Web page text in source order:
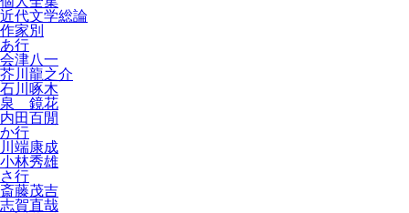
近代文学総論
作家別
あ行
会津八一
芥川龍之介
石川啄木
泉 鏡花
内田百閒
か行
川端康成
小林秀雄
さ行
斎藤茂吉
志賀直哉